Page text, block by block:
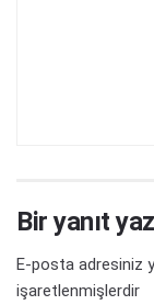
Bir yanıt
E-posta adresiniz
işaretlenmişlerdir